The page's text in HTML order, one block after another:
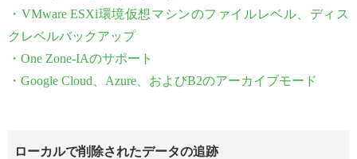
・VMware ESXi環境仮想マシンのファイルレベル、ディス
クレベルバックアップ
・One Zone-IAのサポート
・Google Cloud、Azure、およびB2のアーカイブモード
ローカルで削除されたデータの追跡